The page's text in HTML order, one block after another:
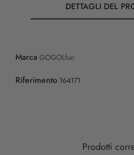
DETTAGLI DEL
Marca GOGOLfun
Riferimento 164171
Prodotti